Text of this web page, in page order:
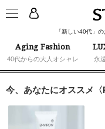
「新しい40代」
Aging Fashion
40代からの大人オシャレ 永
今、あなたにオススメ〈